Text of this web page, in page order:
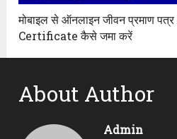
मोबाइल से ऑनलाइन जीवन प्रमाण
Certificate कैसे जमा करें
About Author
Admin